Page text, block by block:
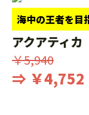
海中の王者を目
アクアティカ
￥5,940
⇒ ￥4,752